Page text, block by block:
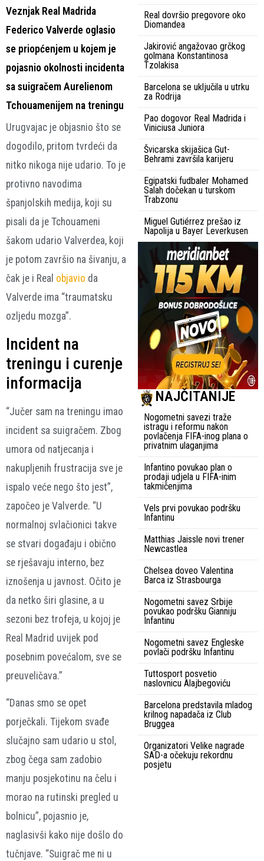
Veznjak Real Madrida
Federico Valverde oglasio
se priopćenjem u kojem je
pojasnio okolnosti incidenta
sa suigračem Aurelienom
Tchouamenijem na treningu
Urugvajac je objasnio što se
dogodilo, pritom tvrdeći da
nitko nikoga nije udario. To je
protivno navodima
španjolskih medija, koji su
pisali da je Tchouameni
šakom udario Valverdea, koji
je potom završio na šivanju, a
čak je i Real objavio da
Valverde ima “traumatsku
ozljedu mozga”.
Incident na
treningu i curenje
informacija
“Jučer sam na treningu imao
incident sa suigračem. Zbog
umora od natjecanja i
nakupljenih frustracija sve je
ispalo veće nego što jest”,
započeo je Valverde. “U
normalnoj svlačionici takve
se stvari događaju i obično
se rješavaju interno, bez
iznošenja u javnost. Očito je
da netko širi glasine, a u
sezoni bez trofeja, u kojoj je
Real Madrid uvijek pod
posebnim povećalom, sve se
preuveličava.”
“Danas smo se opet
porječkali. Tijekom svađe
slučajno sam udario u stol,
zbog čega sam zadobio
manju posjekotinu na čelu i
morao na rutinski pregled u
bolnicu”, pojasnio je,
naglasivši kako nije došlo do
tučnjave. “Suigrač me ni u
Real dovršio pregovore oko
Diomandea
Jakirović angažovao grčkog
golmana Konstantinosa
Tzolakisa
Barcelona se uključila u utrku
za Rodrija
Pao dogovor Real Madrida i
Viniciusa Juniora
Švicarska skijašica Gut-
Behrami završila karijeru
Egipatski fudbaler Mohamed
Salah dočekan u turskom
Trabzonu
Miguel Gutiérrez prešao iz
Napolija u Bayer Leverkusen
NAJČITANIJE
Nogometni savezi traže
istragu i reformu nakon
povlačenja FIFA-inog plana o
privatnim ulaganjima
Infantino povukao plan o
prodaji udjela u FIFA-inim
takmičenjima
Vels prvi povukao podršku
Infantinu
Matthias Jaissle novi trener
Newcastlea
Chelsea doveo Valentina
Barca iz Strasbourga
Nogometni savez Srbije
povukao podršku Gianniju
Infantinu
Nogometni savez Engleske
povlači podršku Infantinu
Tuttosport posvetio
naslovnicu Alajbegoviću
Barcelona predstavila mladog
krilnog napadača iz Club
Bruggea
Organizatori Velike nagrade
SAD-a očekuju rekordnu
posjetu